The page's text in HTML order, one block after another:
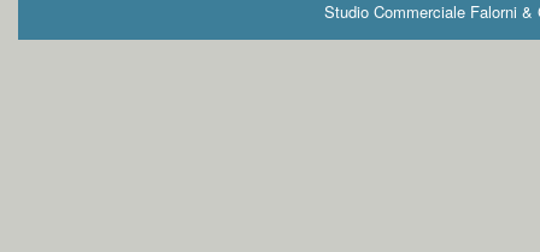
Studio Commerciale Falorni